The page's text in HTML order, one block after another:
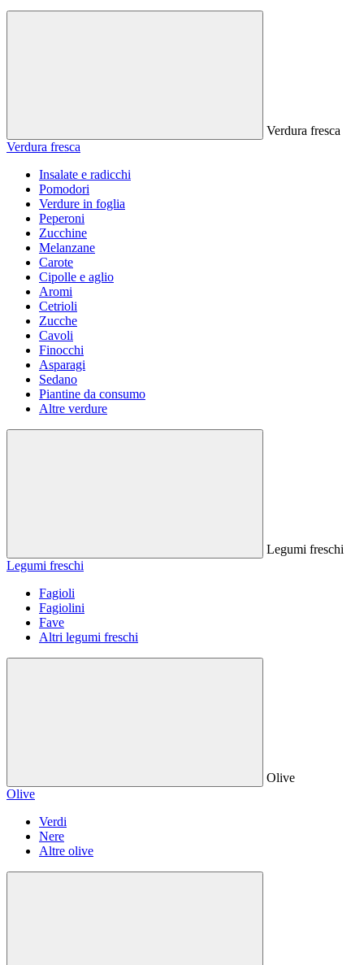
Verdura fresca
Verdura fresca
Insalate e radicchi
Pomodori
Verdure in foglia
Peperoni
Zucchine
Melanzane
Carote
Cipolle e aglio
Aromi
Cetrioli
Zucche
Cavoli
Finocchi
Asparagi
Sedano
Piantine da consumo
Altre verdure
Legumi freschi
Legumi freschi
Fagioli
Fagiolini
Fave
Altri legumi freschi
Olive
Olive
Verdi
Nere
Altre olive